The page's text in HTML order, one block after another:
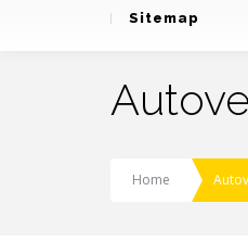
Sitemap
Home